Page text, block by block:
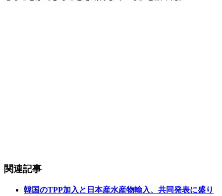
関連記事
韓国のTPP加入と日本産水産物輸入、共同発表に盛り